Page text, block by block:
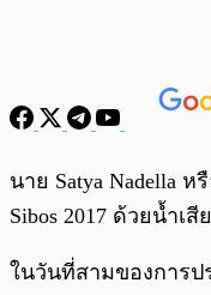
นาย Satya Nadella
Sibos 2017 ด้วยน้ำเ
ในวันที่สามของการป